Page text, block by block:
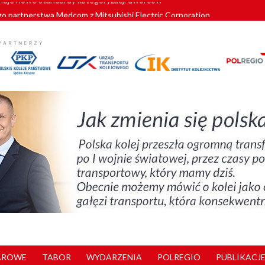
partnerstwa Medcom z Mitsubishi Electric Corporation
znów szuka dostawcy nowych EZT
kolejowych w północnej Wielkopolsce. Łatwiejsze dojazdy do pracy i
nowe standardy kategoryzacji dworców
TABOR WYDARZENIA POLREGIO